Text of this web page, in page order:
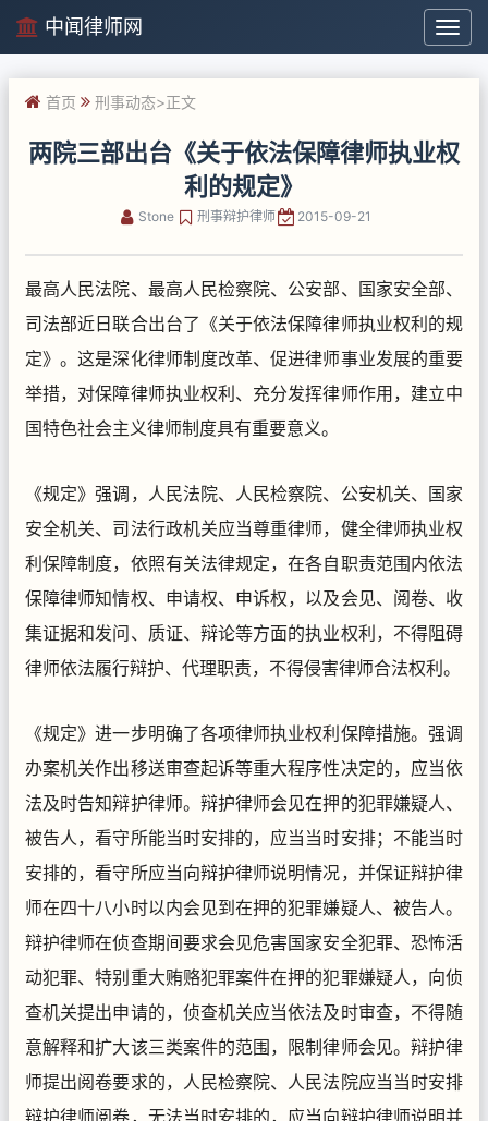
中
闻
律
中闻律师网
首页 刑事动态>正文
两院三部出台《关于依法保障律师执业权
利的规定》
Stone 刑事辩护律师 2015-09-21
最高人民法院、最高人民检察院、公安部、国家安全部、
司法部近日联合出台了《关于依法保障律师执业权利的规
定》。这是深化律师制度改革、促进律师事业发展的重要
举措，对保障律师执业权利、充分发挥律师作用，建立中
国特色社会主义律师制度具有重要意义。
《规定》强调，人民法院、人民检察院、公安机关、国家
安全机关、司法行政机关应当尊重律师，健全律师执业权
利保障制度，依照有关法律规定，在各自职责范围内依法
保障律师知情权、申请权、申诉权，以及会见、阅卷、收
集证据和发问、质证、辩论等方面的执业权利，不得阻碍
律师依法履行辩护、代理职责，不得侵害律师合法权利。
《规定》进一步明确了各项律师执业权利保障措施。强调
办案机关作出移送审查起诉等重大程序性决定的，应当依
法及时告知辩护律师。辩护律师会见在押的犯罪嫌疑人、
被告人，看守所能当时安排的，应当当时安排；不能当时
安排的，看守所应当向辩护律师说明情况，并保证辩护律
师在四十八小时以内会见到在押的犯罪嫌疑人、被告人。
辩护律师在侦查期间要求会见危害国家安全犯罪、恐怖活
动犯罪、特别重大贿赂犯罪案件在押的犯罪嫌疑人，向侦
查机关提出申请的，侦查机关应当依法及时审查，不得随
意解释和扩大该三类案件的范围，限制律师会见。辩护律
师提出阅卷要求的，人民检察院、人民法院应当当时安排
辩护律师阅卷，无法当时安排的，应当向辩护律师说明并